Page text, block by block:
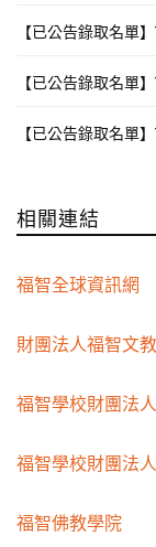
【已公告錄取名單
【已公告錄取名單
【已公告錄取名單
相關連結
福智全球資訊網
財團法人福智文
福智學校財團法
福智學校財團法
福智佛教學院